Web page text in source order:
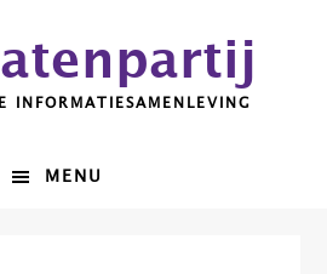
INFORMATIESAMENLEVING
MENU